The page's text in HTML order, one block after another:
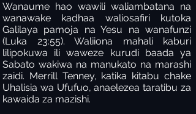
Wanaume hao wawili waliambatana na
wanawake kadhaa waliosafiri kutoka
Galilaya pamoja na Yesu na wanafunzi
(Luka 23:55). Waliiona mahali kaburi
lilipokuwa ili waweze kurudi baada ya
Sabato wakiwa na manukato na marashi
zaidi. Merrill Tenney, katika kitabu chake
Uhalisia wa Ufufuo, anaelezea taratibu za
kawaida za mazishi.